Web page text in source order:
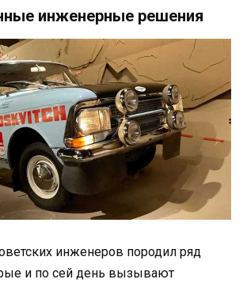
инженерные решения
инженеров породил ряд
и по сей день вызывают